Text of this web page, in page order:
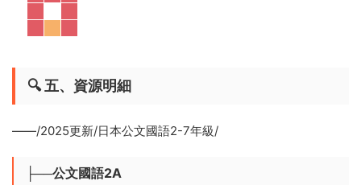
🔍 ​五、資源明細
——/2025更新/日本公文國語2-7年級/
├──公文國語2A